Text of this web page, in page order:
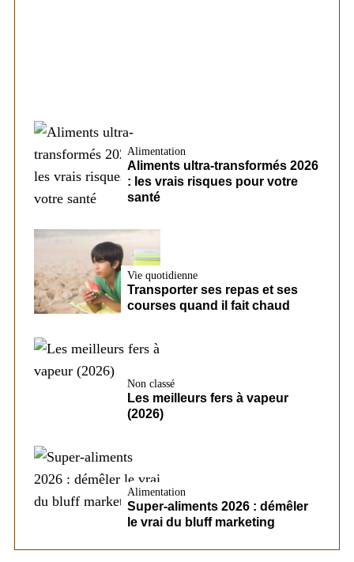
Alimentation
Aliments ultra-transformés 2026
: les vrais risques pour votre
santé
Vie quotidienne
Transporter ses repas et ses
courses quand il fait chaud
Non classé
Les meilleurs fers à vapeur
(2026)
Alimentation
Super-aliments 2026 : démêler
le vrai du bluff marketing